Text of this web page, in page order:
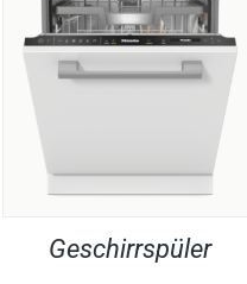
Geschirrspüler